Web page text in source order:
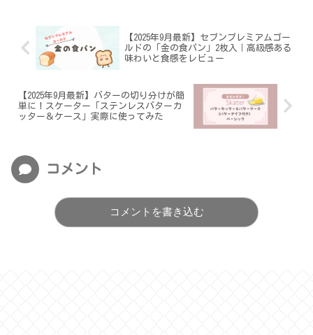
【2025年9月最新】セブンプレミアムゴー
ルドの「金の食パン」2枚入｜高級感ある
味わいと食感をレビュー
【2025年9月最新】バターの切り分けが簡
単に！スケーター「ステンレスバターカ
ッター＆ケース」実際に使ってみた
コメント
コメントを書き込む